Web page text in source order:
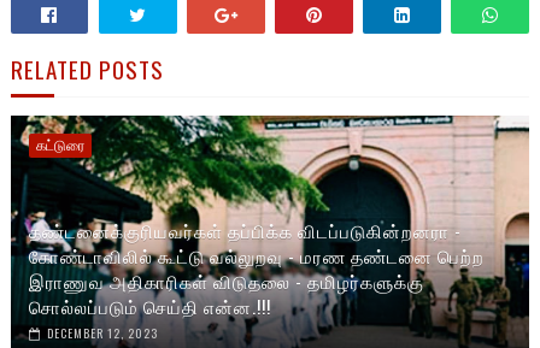
RELATED POSTS
கட்டுரை
தண்டனைக்குரியவர்கள் தப்பிக்க விடப்படுகின்றனரா -
கோண்டாவிலில் கூட்டு வல்லுறவு - மரண தண்டனை பெற்ற
இராணுவ அதிகாரிகள் விடுதலை - தமிழர்களுக்கு
சொல்லப்படும் செய்தி என்ன.!!!
DECEMBER 12, 2023